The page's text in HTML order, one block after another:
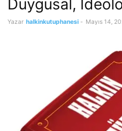
Duygusal,
Yazar halkinkutuphanesi - Mayıs 14,